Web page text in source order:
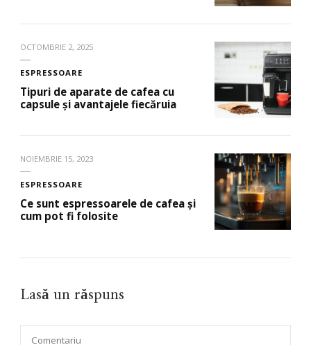
OCTOMBRIE 2, 2025
ESPRESSOARE
Tipuri de aparate de cafea cu
capsule și avantajele fiecăruia
NOIEMBRIE 15, 2023
ESPRESSOARE
Ce sunt espressoarele de cafea și
cum pot fi folosite
Lasă un răspuns